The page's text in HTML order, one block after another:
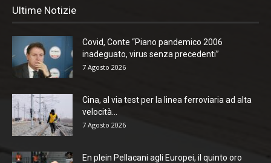
Ultime Notizie
Covid, Conte “Piano pandemico 2006
inadeguato, virus senza precedenti”
7 Agosto 2026
Cina, al via test per la linea ferroviaria ad alta
velocità...
7 Agosto 2026
En plein Pellacani agli Europei, il quinto oro